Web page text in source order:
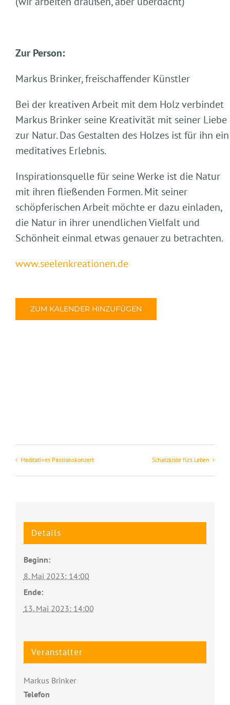
Zur Person:
Markus Brinker, freischaffender Künstler
Bei der kreativen Arbeit mit dem Holz verbindet
Markus Brinker seine Kreativität mit seiner Liebe
zur Natur. Das Gestalten des Holzes ist für ihn ein
meditatives Erlebnis.
Inspirationsquelle für seine Werke ist die Natur
mit ihren fließenden Formen. Mit seiner
schöpferischen Arbeit möchte er dazu einladen,
die Natur in ihrer unendlichen Vielfalt und
Schönheit einmal etwas genauer zu betrachten.
www.seelenkreationen.de
ZUM KALENDER HINZUFÜGEN
Meditatives Passionskonzert Schatzkiste fürs Leben
Details
Beginn:
8. Mai 2023: 14:00
Ende:
13. Mai 2023: 14:00
Veranstalter
Markus Brinker
Telefon